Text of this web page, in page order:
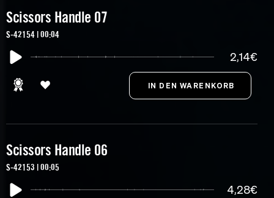
Scissors Handle 07
S-42154 | 00:04
2,14€
Scissors Handle 06
S-42153 | 00:05
4,28€